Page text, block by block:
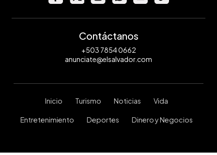
Contáctanos
+503 7854 0662
anunciate@elsalvador.com
Inicio Turismo Noticias Vida
Entretenimiento Deportes Dinero y Negocios